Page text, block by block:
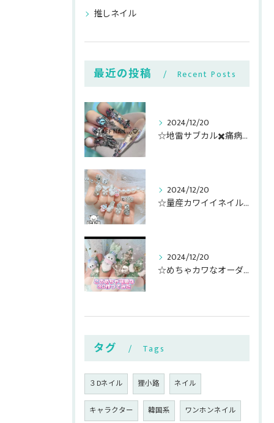
推しネイル
最近の投稿 Recent Posts
2024/12/20
☆地雷サブカル✖️痛病みキャラ盛りネイル☆
2024/12/20
☆量産カワイイネイルパーツゴテ盛り☆
2024/12/20
☆めちゃカワなオーダー3D作成している適当ネイリスト☆
タグ Tags
３Dネイル 狸小路 ネイル
キャラクター 韓国系 ワンホンネイル